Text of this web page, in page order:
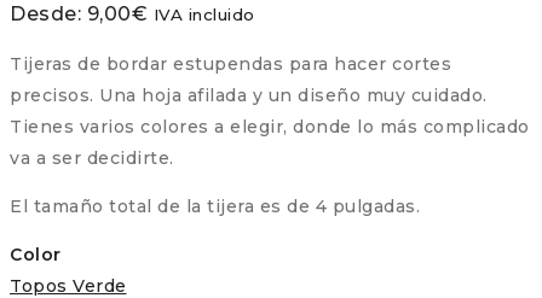
Desde: 9,00€ IVA incluido
Tijeras de bordar estupendas para hacer cortes
precisos. Una hoja afilada y un diseño muy cuidado.
Tienes varios colores a elegir, donde lo más complicado
va a ser decidirte.
El tamaño total de la tijera es de 4 pulgadas.
Color
Topos Verde